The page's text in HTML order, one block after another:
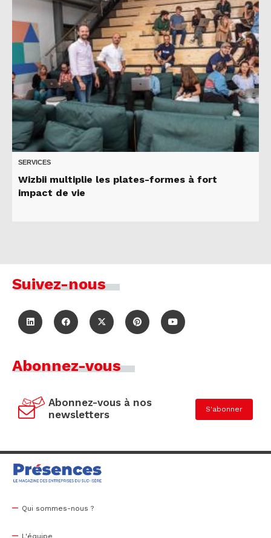
SERVICES
Wizbii multiplie les plates-formes à fort
impact de vie
Suivez-nous
Abonnez-vous
Abonnez-vous à nos
newsletters
S'abonner
Qui sommes-nous ?
L'équipe